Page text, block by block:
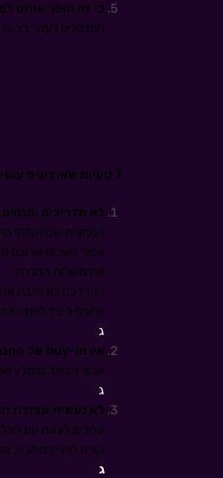
כי זה הופך אותם
המנהלים לעזור
7 טעיות שארגונים עושים בניהול מסיבות הלינקדאין
לא מדריכים
הנפוצות שנתקלתי
אסור לשכוח שרובם
את משרות החברה.
ההדרכה לא חייבת
יודעים כיצד לאתר
ג
אין buy-in של
אנשי הגיוס. מומלץ
ג
לא נעשית עבודת
עלולים לצאת עם
קורה לפני המפגש,
ג